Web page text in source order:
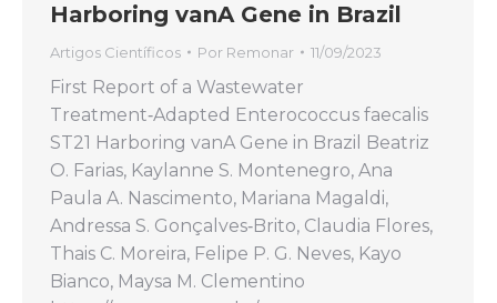
Harboring vanA Gene in Brazil
Artigos Científicos Por Remonar 11/09/2023
First Report of a Wastewater
Treatment‑Adapted Enterococcus faecalis
ST21 Harboring vanA Gene in Brazil Beatriz
O. Farias, Kaylanne S. Montenegro, Ana
Paula A. Nascimento, Mariana Magaldi,
Andressa S. Gonçalves‑Brito, Claudia Flores,
Thais C. Moreira, Felipe P. G. Neves, Kayo
Bianco, Maysa M. Clementino